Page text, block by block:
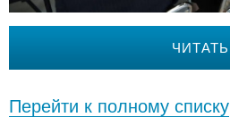
ЧИТАТЬ
Перейти к полному списку